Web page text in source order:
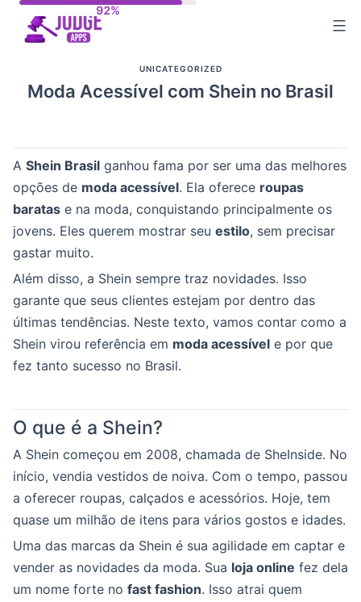
UNICATEGORIZED
Moda Acessível com Shein no Brasil
A Shein Brasil ganhou fama por ser uma das melhores
opções de moda acessível. Ela oferece roupas
baratas e na moda, conquistando principalmente os
jovens. Eles querem mostrar seu estilo, sem precisar
gastar muito.
Além disso, a Shein sempre traz novidades. Isso
garante que seus clientes estejam por dentro das
últimas tendências. Neste texto, vamos contar como a
Shein virou referência em moda acessível e por que
fez tanto sucesso no Brasil.
O que é a Shein?
A Shein começou em 2008, chamada de SheInside. No
início, vendia vestidos de noiva. Com o tempo, passou
a oferecer roupas, calçados e acessórios. Hoje, tem
quase um milhão de itens para vários gostos e idades.
Uma das marcas da Shein é sua agilidade em captar e
vender as novidades da moda. Sua loja online fez dela
um nome forte no fast fashion. Isso atrai quem